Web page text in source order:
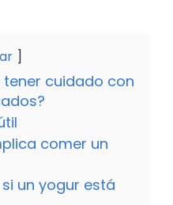
tener cuidado con
comer un
un yogur está